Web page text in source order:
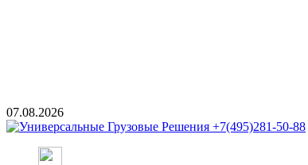
07.08.2026
+7(495)281-50-88